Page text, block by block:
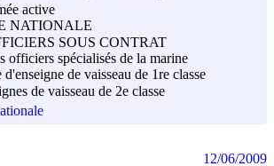
active
NATIONALE
SOUS CONTRAT
officiers spécialisés de la marine
de vaisseau de 1re classe
de vaisseau de 2e classe
12/06/2009